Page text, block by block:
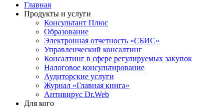
Главная
Продукты и услуги
Консультант Плюс
Образование
Электронная отчетность «СБИС»
Управленческий консалтинг
Консалтинг в сфере регулируемых закупок
Налоговое консультирование
Аудиторские услуги
Журнал «Главная книга»
Антивирус Dr.Web
Для кого